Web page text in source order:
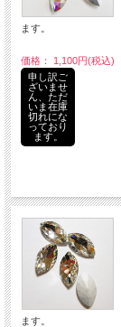
ます。
価格： 1,100円(税込)
申し訳ご
ざいませ
ん、ただ
いま在庫
切れにな
っており
ます。
ます。